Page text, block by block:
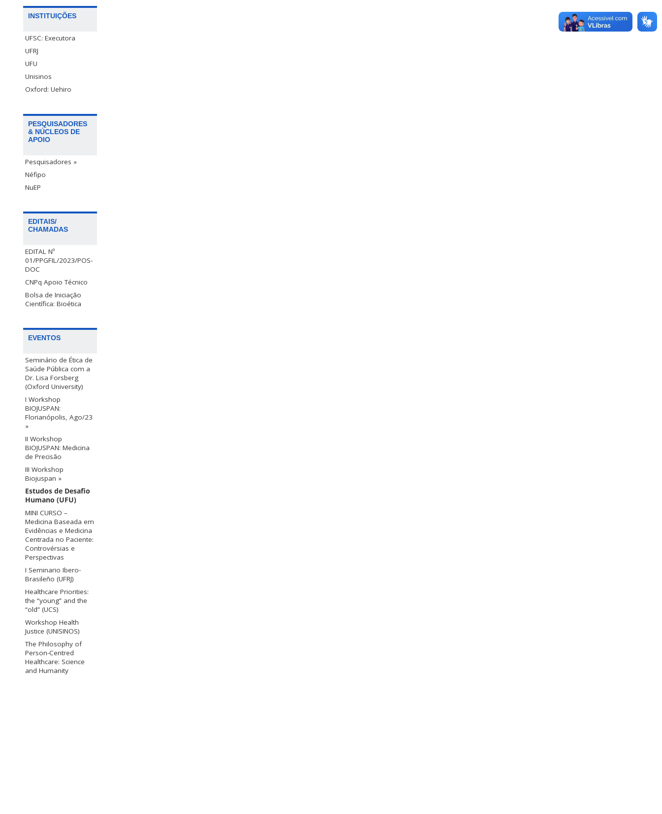
INSTITUIÇÕES
UFSC: Executora
UFRJ
UFU
Unisinos
Oxford: Uehiro
PESQUISADORES
& NÚCLEOS DE
APOIO
Pesquisadores »
Néfipo
NuEP
EDITAIS/
CHAMADAS
EDITAL Nº
01/PPGFIL/2023/POS-
DOC
CNPq Apoio Técnico
Bolsa de Iniciação
Científica: Bioética
EVENTOS
Seminário de Ética de
Saúde Pública com a
Dr. Lisa Forsberg
(Oxford University)
I Workshop
BIOJUSPAN:
Florianópolis, Ago/23
»
II Workshop
BIOJUSPAN: Medicina
de Precisão
III Workshop
Biojuspan »
Estudos de Desafio
Humano (UFU)
MINI CURSO –
Medicina Baseada em
Evidências e Medicina
Centrada no Paciente:
Controvérsias e
Perspectivas
I Seminario Ibero-
Brasileño (UFRJ)
Healthcare Priorities:
the “young” and the
“old” (UCS)
Workshop Health
Justice (UNISINOS)
The Philosophy of
Person-Centred
Healthcare: Science
and Humanity